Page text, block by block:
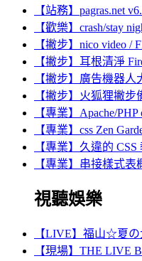
【站務】pagras.net
【歡樂】crash/stay
【撇步】nico video /
【撇步】耳根清淨
【撇步】廣告機器人
【撇步】火狐狸撇步
【專業】Apache/
【專業】css Zen
【專業】久違的 CSS
【專業】串接樣式表
視聽娛樂
【LIVE】福山☆夏の
【現場】THE LIVE